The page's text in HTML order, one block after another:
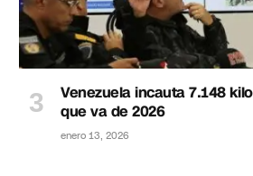
Venezuela incauta 7.148
que va de 2026
enero 13, 2026